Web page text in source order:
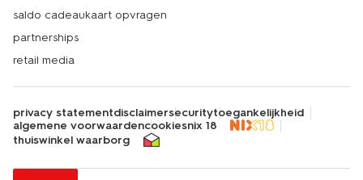
saldo cadeaukaart opvragen
partnerships
retail media
privacy statementdisclaimersecuritytoegankelijkheid
algemene voorwaardencookiesnix 18
thuiswinkel waarborg